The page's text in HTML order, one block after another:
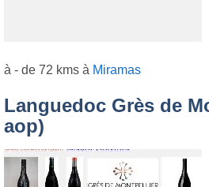
à - de 72 kms à Miramas
Languedoc Grès de
aop)